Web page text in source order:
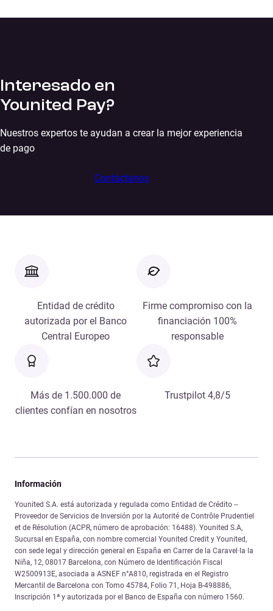
Interesado en
Younited Pay?
Nuestros expertos te ayudan a crear la mejor experiencia
de pago
Contáctanos
Entidad de crédito
autorizada por el Banco
Central Europeo
Firme compromiso con la
financiación 100%
responsable
Más de 1.500.000 de
clientes confían en nosotros
Trustpilot 4,8/5
Información
Younited S.A. está autorizada y regulada como Entidad de Crédito –
Proveedor de Servicios de Inversión por la Autorité de Contrôle Prudentiel
et de Résolution (ACPR, número de aprobación: 16488). Younited S.A,
Sucursal en España, con nombre comercial Younited Credit y Younited,
con sede legal y dirección general en España en Carrer de la Caravel·la la
Niña, 12, 08017 Barcelona, con Número de Identificación Fiscal
W2500913E, asociada a ASNEF n°A810, registrada en el Registro
Mercantil de Barcelona con Tomo 45784, Folio 71, Hoja B-498886,
Inscripción 1ª y autorizada por el Banco de España con número 1560.